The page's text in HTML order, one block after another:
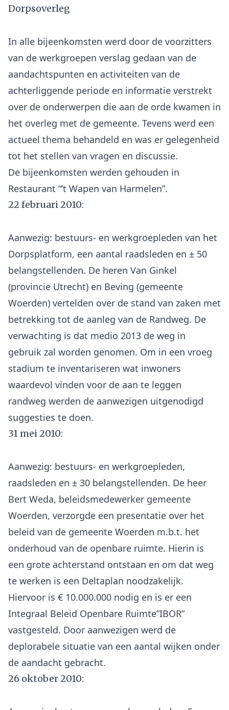
Dorpsoverleg
In alle bijeenkomsten werd door de voorzitters
van de werkgroepen verslag gedaan van de
aandachtspunten en activiteiten van de
achterliggende periode en informatie verstrekt
over de onderwerpen die aan de orde kwamen in
het overleg met de gemeente. Tevens werd een
actueel thema behandeld en was er gelegenheid
tot het stellen van vragen en discussie.
De bijeenkomsten werden gehouden in
22 februari 2010:
Aanwezig: bestuurs- en werkgroepleden van het
Dorpsplatform, een aantal raadsleden en ± 50
belangstellenden. De heren Van Ginkel
(provincie Utrecht) en Beving (gemeente
Woerden) vertelden over de stand van zaken met
betrekking tot de aanleg van de Randweg. De
verwachting is dat medio 2013 de weg in
gebruik zal worden genomen. Om in een vroeg
stadium te inventariseren wat inwoners
waardevol vinden voor de aan te leggen
randweg werden de aanwezigen uitgenodigd
31 mei 2010:
Aanwezig: bestuurs- en werkgroepleden,
raadsleden en ± 30 belangstellenden. De heer
Bert Weda, beleidsmedewerker gemeente
Woerden, verzorgde een presentatie over het
beleid van de gemeente Woerden m.b.t. het
onderhoud van de openbare ruimte. Hierin is
een grote achterstand ontstaan en om dat weg
te werken is een Deltaplan noodzakelijk.
Hiervoor is € 10.000.000 nodig en is er een
Integraal Beleid Openbare Ruimte”IBOR”
vastgesteld. Door aanwezigen werd de
deplorabele situatie van een aantal wijken onder
26 oktober 2010: